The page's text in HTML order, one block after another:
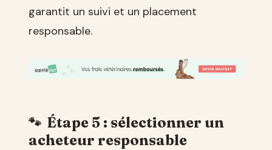
garantit un suivi et un placement
responsable.
Étape 5 : sélectionner un
acheteur responsable